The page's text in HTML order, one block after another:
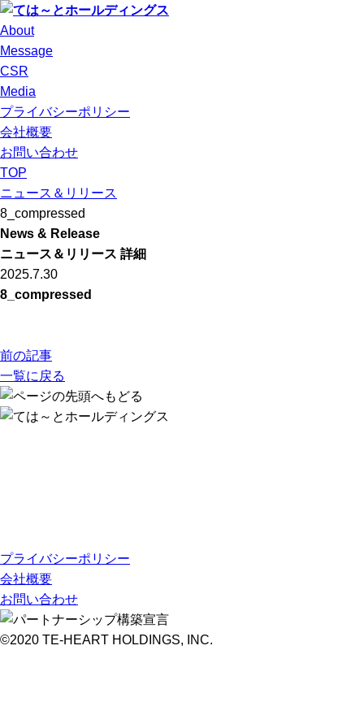
About
Message
CSR
Media
プライバシーポリシー
会社概要
お問い合わせ
TOP
ニュース＆リリース
8_compressed
News & Release
ニュース＆リリース 詳細
2025.7.30
8_compressed
前の記事
一覧に戻る
プライバシーポリシー
会社概要
お問い合わせ
©2020 TE-HEART HOLDINGS, INC.